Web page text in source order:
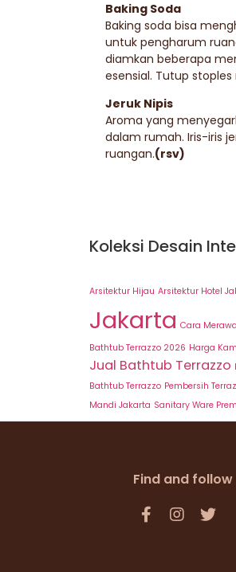
Baking Soda
Baking soda bisa
untuk pengharum
diamkan beberapa
esensial. Tutup
Jeruk Nipis
Aroma yang
dalam rumah. Iris-iris
ruangan.(rsv)
Koleksi Desain
Arsitektur Hijau Arsitektur Hotel
Jakarta Cara
Bathtub Terrazzo 2026 Harga
Jual Bathtub Terrazzo
Bathtub Terrazzo Pembersih
Mandi Jakarta Sanitary Ware
Find and follow